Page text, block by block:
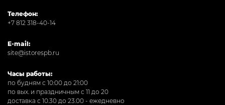
Телефон:
+7 812 318-40-14
E-mail:
site@istorespb.ru
Часы работы:
по будням с 10:00 до 21:00
по вых. и праздничным с 11 до 20
доставка с 10.30 до 23.00 - ежедневно